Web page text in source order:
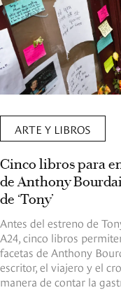
ARTE Y LIBROS
Cinco libros para
de Anthony
de ‘Tony’
Antes del estreno de
A24, cinco libros
facetas de Anthony
escritor, el viajero y el
manera de contar la